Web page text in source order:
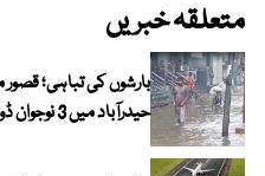
متعلقہ خبریں
حیدرآباد میں 3 نوجوان ڈوب گئے